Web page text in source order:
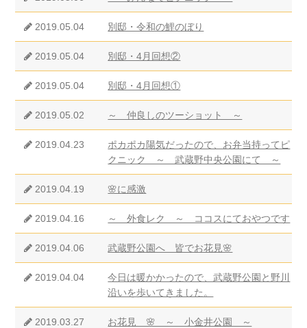
2019.05.04 別邸・令和の鯉のぼり
2019.05.04 別邸・4月回想②
2019.05.04 別邸・4月回想①
2019.05.02 ～ 仲良しのツーショット ～
2019.04.23
ポカポカ陽気だったので、お弁当持ってピ
クニック ～ 武蔵野中央公園にて ～
2019.04.19 🌸に感激
2019.04.16 ～ 外食レク ～ ココスにておやつです
2019.04.06 武蔵野公園へ 皆でお花見🌸
2019.04.04
今日は暖かかったので、武蔵野公園と野川
沿いを歩いてきました。
2019.03.27 お花見 🌸 ～ 小金井公園 ～